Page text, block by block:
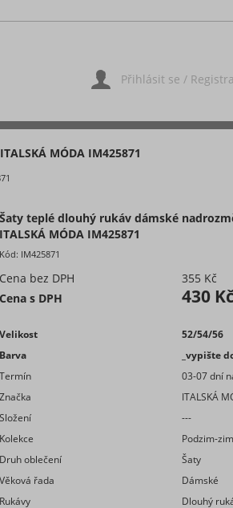
Přihlásit se /
MÓDA IM425871
Šaty teplé dlouhý rukáv dámské
ITALSKÁ MÓDA IM425871
Kód: IM425871
Cena bez DPH
355 Kč
Cena s DPH
430
Velikost
52/54/56
Barva
_vypište
Termín
03-07 dní
Značka
ITALSKÁ
Složení
---
Kolekce
Podzim-
Druh oblečení
Šaty
Věková řada
Dámské
Rukávy
Dlouhý